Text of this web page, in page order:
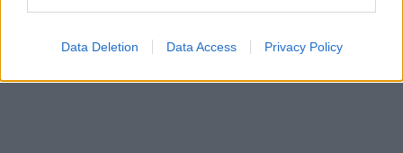
Data Deletion Data Access Privacy Policy